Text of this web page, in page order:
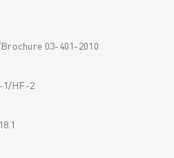
03-401-2010
1/HF-2